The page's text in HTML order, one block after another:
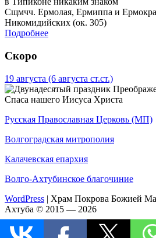
Сщмчч. Ермолая, Ермиппа и
Никомидийских (ок. 305)
Подробнее
Скоро
19 августа (6 августа ст.ст.)
Спаса нашего Иисуса Христа
Русская Православная Церковь (МП)
Волгоградская митрополия
Калачевская епархия
Волго-Ахтубинское благочиние
WordPress | Храм Покрова Божией
Ахтуба © 2015 — 2026